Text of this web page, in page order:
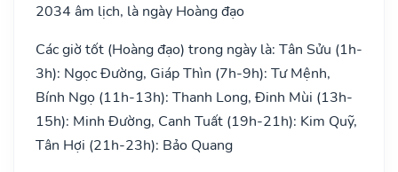
2034 âm lịch, là ngày Hoàng đạo
Các giờ tốt (Hoàng đạo) trong ngày là: Tân Sửu (1h-
3h): Ngọc Đường, Giáp Thìn (7h-9h): Tư Mệnh,
Bính Ngọ (11h-13h): Thanh Long, Đinh Mùi (13h-
15h): Minh Đường, Canh Tuất (19h-21h): Kim Quỹ,
Tân Hợi (21h-23h): Bảo Quang